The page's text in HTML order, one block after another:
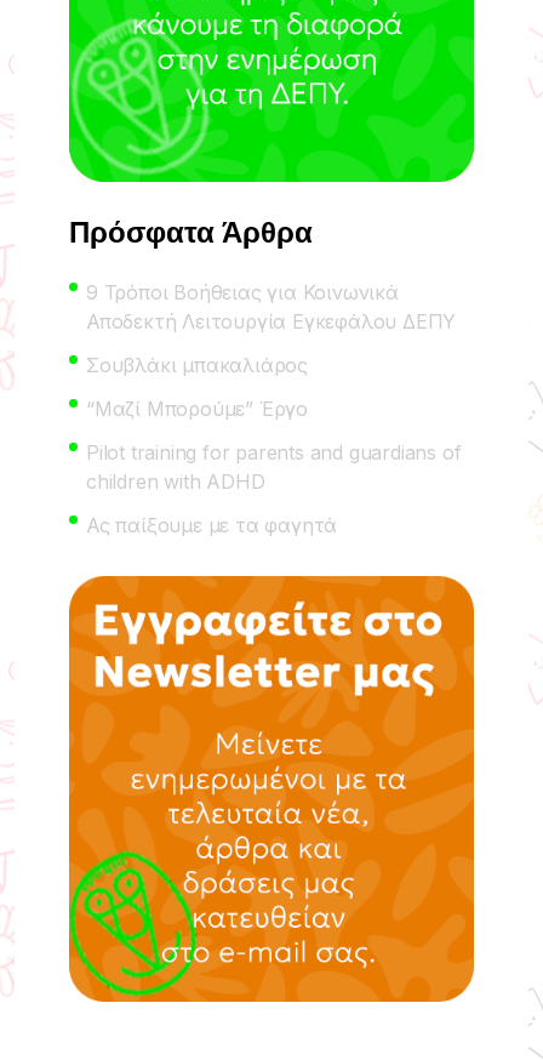
Πρόσφατα Άρθρα
9 Τρόποι Βοήθειας για Κοινωνικά
Αποδεκτή Λειτουργία Εγκεφάλου ΔΕΠΥ
Σουβλάκι μπακαλιάρος
“Μαζί Μπορούμε” Έργο
Pilot training for parents and guardians of
children with ADHD
Ας παίξουμε με τα φαγητά